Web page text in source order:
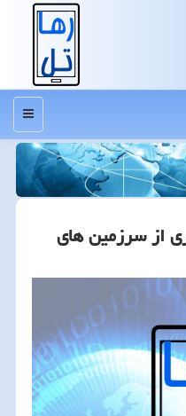
منو
از سرزمین های